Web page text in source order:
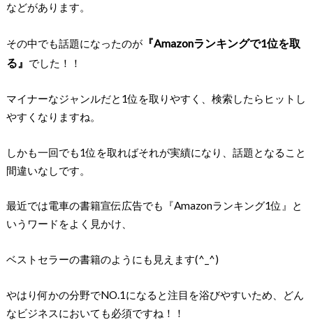
などがあります。
その中でも話題になったのが『Amazonランキングで1位を取
る』 でした！！
マイナーなジャンルだと1位を取りやすく、検索したらヒットし
やすくなりますね。
しかも一回でも1位を取ればそれが実績になり、話題となること
間違いなしです。
最近では電車の書籍宣伝広告でも『Amazonランキング1位』と
いうワードをよく見かけ、
ベストセラーの書籍のようにも見えます(^_^)
やはり何かの分野でNO.1になると注目を浴びやすいため、どん
なビジネスにおいても必須ですね！！